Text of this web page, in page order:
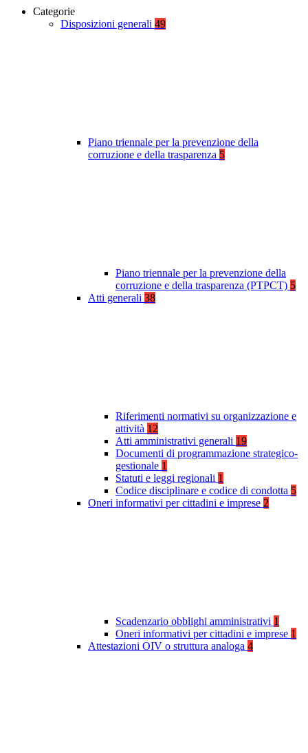
Categorie
Disposizioni generali 49
Piano triennale per la prevenzione della
corruzione e della trasparenza 5
Piano triennale per la prevenzione della
corruzione e della trasparenza (PTPCT) 5
Atti generali 38
Riferimenti normativi su organizzazione e
attività 12
Atti amministrativi generali 19
Documenti di programmazione strategico-
gestionale 1
Statuti e leggi regionali 1
Codice disciplinare e codice di condotta 5
Oneri informativi per cittadini e imprese 2
Scadenzario obblighi amministrativi 1
Oneri informativi per cittadini e imprese 1
Attestazioni OIV o struttura analoga 4